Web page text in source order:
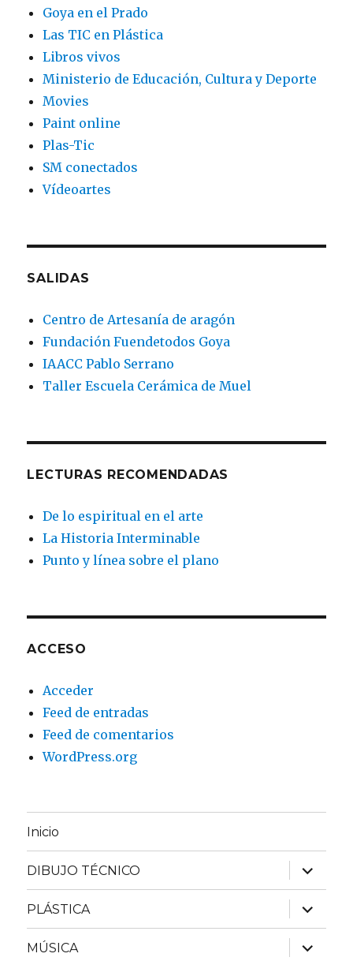
Goya en el Prado
Las TIC en Plástica
Libros vivos
Ministerio de Educación, Cultura y Deporte
Movies
Paint online
Plas-Tic
SM conectados
Vídeoartes
SALIDAS
Centro de Artesanía de aragón
Fundación Fuendetodos Goya
IAACC Pablo Serrano
Taller Escuela Cerámica de Muel
LECTURAS RECOMENDADAS
De lo espiritual en el arte
La Historia Interminable
Punto y línea sobre el plano
ACCESO
Acceder
Feed de entradas
Feed de comentarios
WordPress.org
Inicio
DIBUJO TÉCNICO
expande
el
menú
inferior
PLÁSTICA
expande
el
menú
inferior
MÚSICA
expande
el